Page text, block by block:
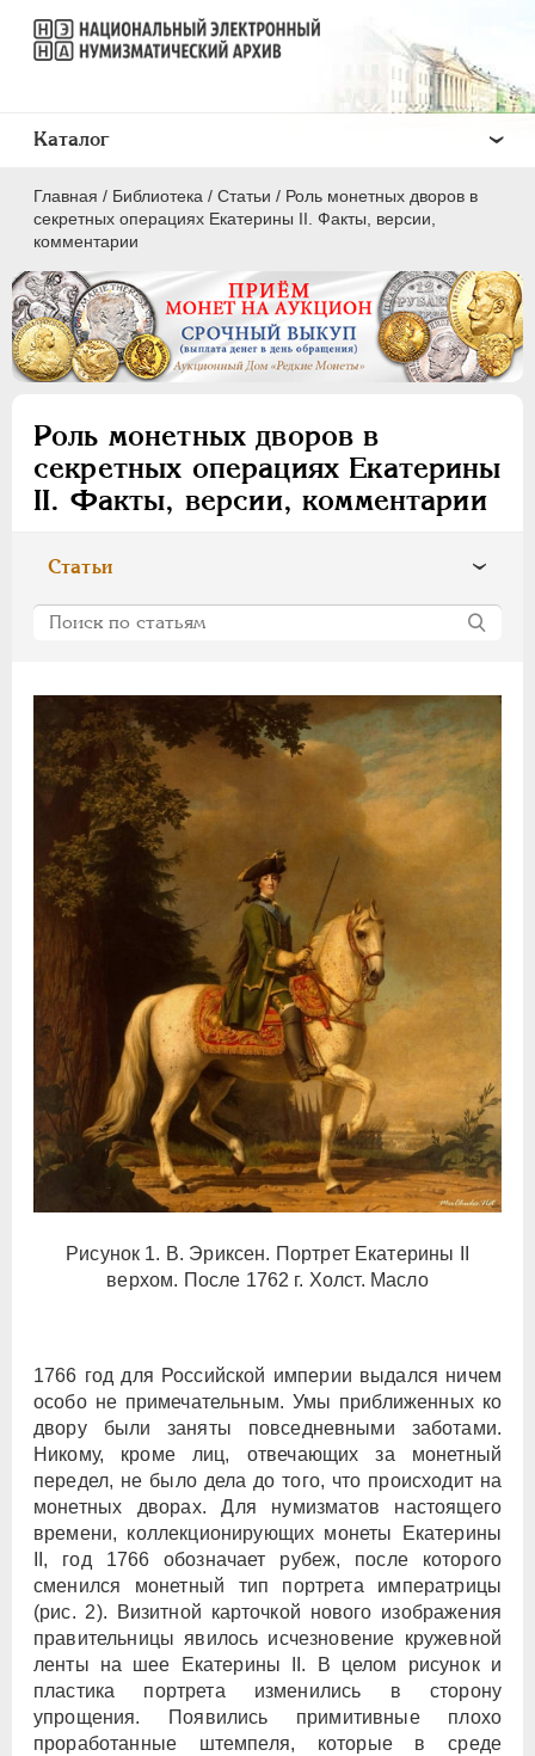
Главная / Библиотека / Статьи / Роль монетных дворов в
секретных операциях Екатерины II. Факты, версии,
комментарии
Роль монетных дворов в
секретных операциях Екатерины
II. Факты, версии, комментарии
Статьи
Рисунок 1. В. Эриксен. Портрет Екатерины II
верхом. После 1762 г. Холст. Масло
1766 год для Российской империи выдался ничем
особо не примечательным. Умы приближенных ко
двору были заняты повседневными заботами.
Никому, кроме лиц, отвечающих за монетный
передел, не было дела до того, что происходит на
монетных дворах. Для нумизматов настоящего
времени, коллекционирующих монеты Екатерины
II, год 1766 обозначает рубеж, после которого
сменился монетный тип портрета императрицы
(рис. 2). Визитной карточкой нового изображения
правительницы явилось исчезновение кружевной
ленты на шее Екатерины II. В целом рисунок и
пластика портрета изменились в сторону
упрощения. Появились примитивные плохо
проработанные штемпеля, которые в среде
Каталог
ПEТР I 1699 - 1725
ЕКАТЕРИНА I 1725-1727
АННА ИОАННОВНА 1730-1740
ИОАНН АНТОНОВИЧ 1740-1741
ЕЛИЗАВЕТА 1741-1762
ЕКАТЕРИНА II
ПАВЕЛ I 1796-1801
АЛЕКСАНДР II
1855-1881
АЛЕКСАНДР III 1881-1894
НИКОЛАЙ II 1894-1917
ВРЕМЕННОЕ ПРАВ.
ИНОСТРАННЫЕ 1768-1918